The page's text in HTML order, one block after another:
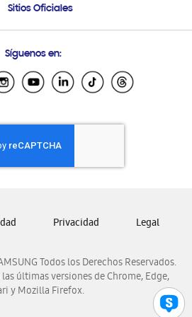
de Compra
vía eMail
Sitios Oficiales
Samsung Ecuador
El Salvador
Honduras
Nicaragua
Panamá
Venezuela
Síguenos en:
Todos los Derechos Reservados.
últimas versiones de Chrome, Edge,
y Mozilla Firefox.
Privacidad Legal